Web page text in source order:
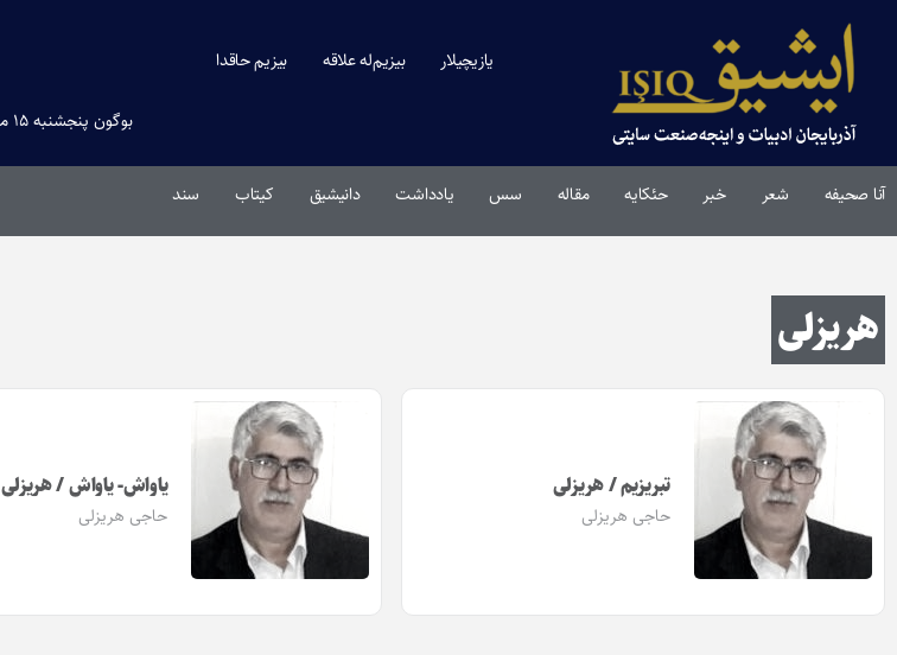
یازیچیلار بیزیم‌له علاقه بیزیم حاقدا
بوگون پنجشنبه ۱۵ مرداد ۱۴۰۵
آنا صحیفه شعر خبر حئکایه مقاله‌ سس یادداشت دانیشیق کیتاب سند
هریزلی
تبریزیم / هریزلی
حاجی هریزلی
یاواش- یاواش / هریزلی
حاجی هریزلی